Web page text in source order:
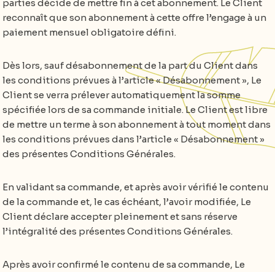
parties décide de mettre fin à cet abonnement. Le Client
reconnaît que son abonnement à cette offre l’engage à un
paiement mensuel obligatoire défini.
Dès lors, sauf désabonnement de la part du Client dans
les conditions prévues à l’article « Désabonnement », Le
Client se verra prélever automatiquement la somme
spécifiée lors de sa commande initiale. Le Client est libre
de mettre un terme à son abonnement à tout moment dans
les conditions prévues dans l’article « Désabonnement »
des présentes Conditions Générales.
En validant sa commande, et après avoir vérifié le contenu
de la commande et, le cas échéant, l’avoir modifiée, Le
Client déclare accepter pleinement et sans réserve
l’intégralité des présentes Conditions Générales.
Après avoir confirmé le contenu de sa commande, Le